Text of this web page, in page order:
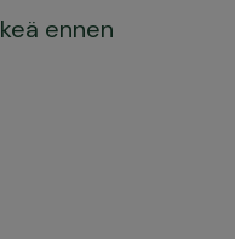
ennen